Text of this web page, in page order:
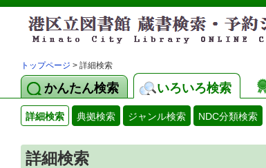
トップページ > 詳細検索
かんたん検索 いろいろ検索
詳細検索 典拠検索 ジャンル検索 NDC分類検索
詳細検索